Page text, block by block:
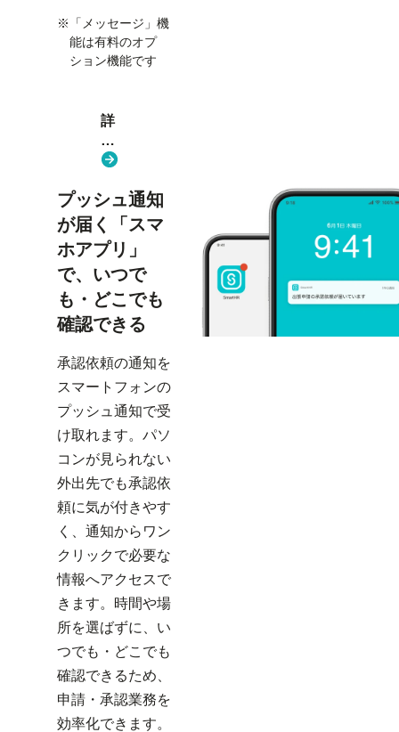
※
「メッセージ」機
能は有料のオプ
ション機能です
詳
し
く
る
プッシュ通知
が届く「スマ
ホアプリ」
で、いつで
も・どこでも
確認できる
承認依頼の通知を
スマートフォンの
プッシュ通知で受
け取れます。パソ
コンが見られない
外出先でも承認依
頼に気が付きやす
く、通知からワン
クリックで必要な
情報へアクセスで
きます。時間や場
所を選ばずに、い
つでも・どこでも
確認できるため、
申請・承認業務を
効率化できます。